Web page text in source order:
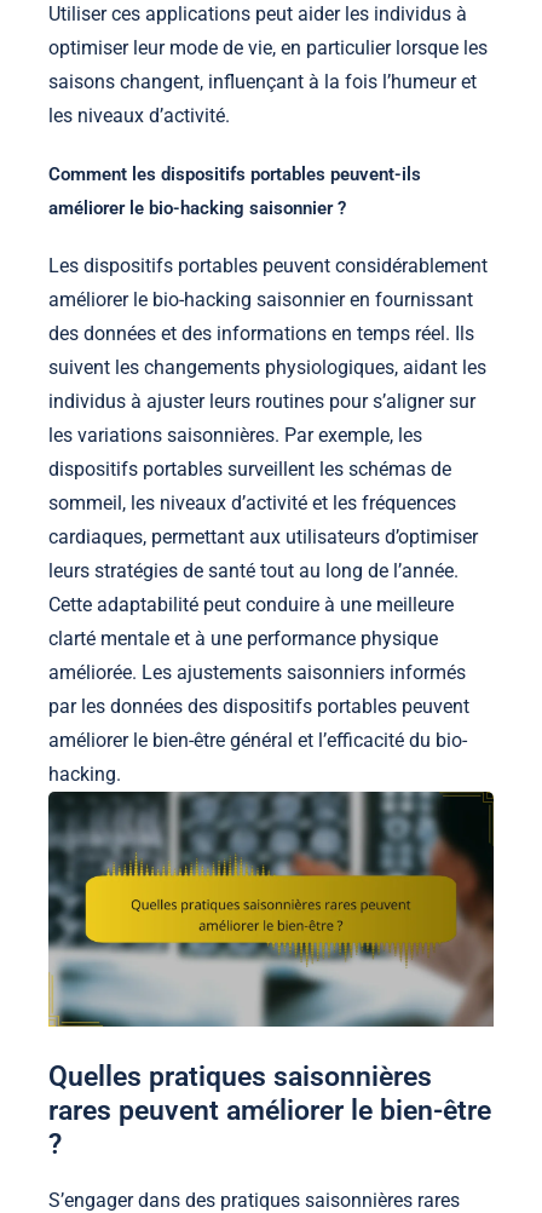
Utiliser ces applications peut aider les individus à
optimiser leur mode de vie, en particulier lorsque les
saisons changent, influençant à la fois l’humeur et
les niveaux d’activité.
Comment les dispositifs portables peuvent-ils
améliorer le bio-hacking saisonnier ?
Les dispositifs portables peuvent considérablement
améliorer le bio-hacking saisonnier en fournissant
des données et des informations en temps réel. Ils
suivent les changements physiologiques, aidant les
individus à ajuster leurs routines pour s’aligner sur
les variations saisonnières. Par exemple, les
dispositifs portables surveillent les schémas de
sommeil, les niveaux d’activité et les fréquences
cardiaques, permettant aux utilisateurs d’optimiser
leurs stratégies de santé tout au long de l’année.
Cette adaptabilité peut conduire à une meilleure
clarté mentale et à une performance physique
améliorée. Les ajustements saisonniers informés
par les données des dispositifs portables peuvent
améliorer le bien-être général et l’efficacité du bio-
hacking.
Quelles pratiques saisonnières
rares peuvent améliorer le bien-être
?
S’engager dans des pratiques saisonnières rares